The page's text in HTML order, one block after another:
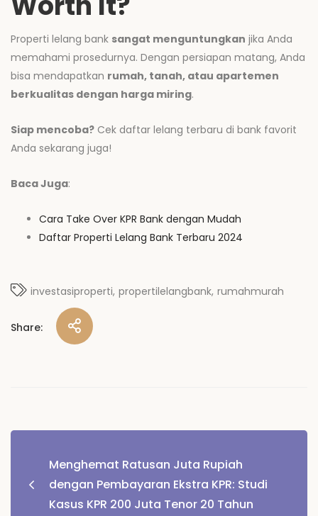
Properti lelang bank sangat menguntungkan jika Anda
memahami prosedurnya. Dengan persiapan matang, Anda
bisa mendapatkan rumah, tanah, atau apartemen
berkualitas dengan harga miring.
Siap mencoba? Cek daftar lelang terbaru di bank favorit
Anda sekarang juga!
Baca Juga:
Cara Take Over KPR Bank dengan Mudah
Daftar Properti Lelang Bank Terbaru 2024
investasiproperti propertilelangbank rumahmurah
Share:
Post
navigation
Menghemat Ratusan Juta Rupiah
dengan Pembayaran Ekstra KPR: Studi
Kasus KPR 200 Juta Tenor 20 Tahun